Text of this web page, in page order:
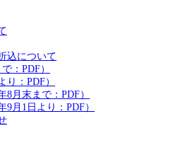
込について
：PDF）
り：PDF）
8月末まで：PDF）
月1日より：PDF）